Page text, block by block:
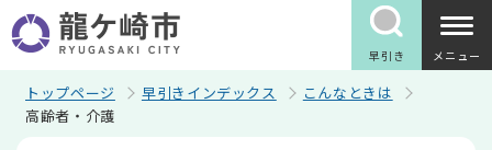
の
ペ
早引き メニュー
トップページ 早引きインデックス
こんなときは
高齢者・介護